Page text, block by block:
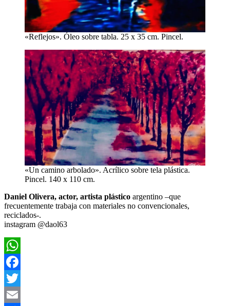
«Reflejos». Óleo sobre tabla. 25 x 35 cm. Pincel.
«Un camino arbolado». Acrílico sobre tela plástica.
Pincel. 140 x 110 cm.
Daniel Olivera, actor, artista plástico argentino –que
frecuentemente trabaja con materiales no convencionales,
reciclados-.
instagram @daol63
WhatsApp
Facebook
Twitter